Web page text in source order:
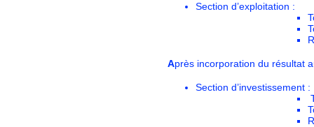
Section d’exploitation :
Après incorporation du résultat
Section d’investissement :